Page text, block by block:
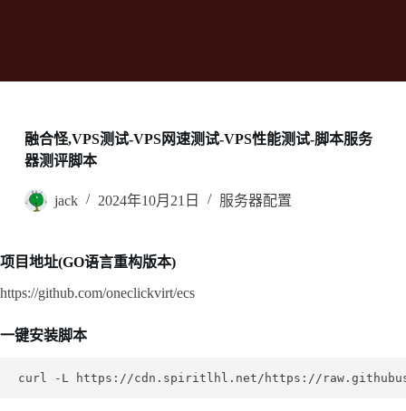
融合怪,VPS测试-VPS网速测试-VPS性能测试-脚本服务
器测评脚本
jack 2024年10月21日 服务器配置
项目地址(GO语言重构版本)
https://github.com/oneclickvirt/ecs
一键安装脚本